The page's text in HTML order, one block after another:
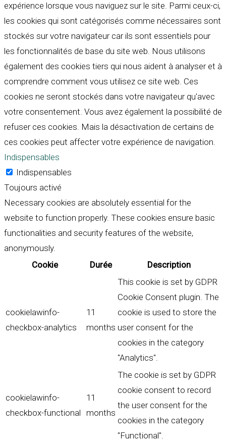
expérience lorsque vous naviguez sur le site. Parmi ceux-ci,
les cookies qui sont catégorisés comme nécessaires sont
stockés sur votre navigateur car ils sont essentiels pour
les fonctionnalités de base du site web. Nous utilisons
également des cookies tiers qui nous aident à analyser et à
comprendre comment vous utilisez ce site web. Ces
cookies ne seront stockés dans votre navigateur qu'avec
votre consentement. Vous avez également la possibilité de
refuser ces cookies. Mais la désactivation de certains de
ces cookies peut affecter votre expérience de navigation.
Indispensables
Indispensables
Toujours activé
Necessary cookies are absolutely essential for the
website to function properly. These cookies ensure basic
functionalities and security features of the website,
anonymously.
Cookie
Durée Description
cookielawinfo-
checkbox-analytics
11
months
This cookie is set by GDPR
Cookie Consent plugin. The
cookie is used to store the
user consent for the
cookies in the category
"Analytics".
cookielawinfo-
checkbox-functional
11
months
The cookie is set by GDPR
cookie consent to record
the user consent for the
cookies in the category
"Functional".